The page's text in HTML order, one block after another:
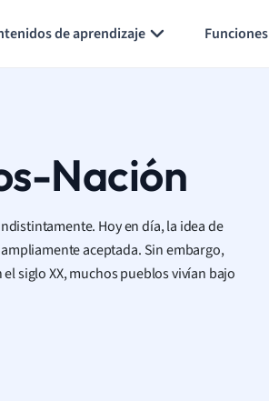
de aprendizaje Funciones
Nación
Hoy en día, la idea de
aceptada. Sin embargo,
siglo XX, muchos pueblos vivían bajo